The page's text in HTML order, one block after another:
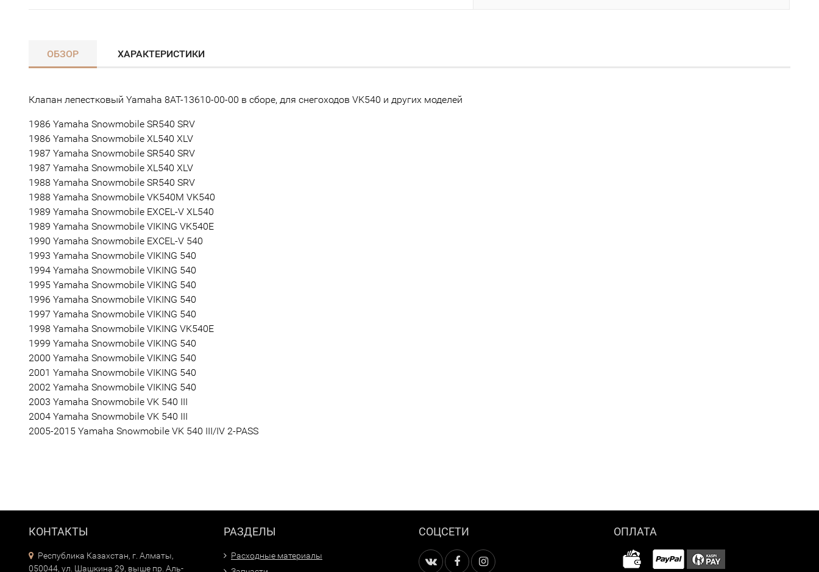
ОБЗОР ХАРАКТЕРИСТИКИ
Клапан лепестковый Yamaha 8AT-13610-00-00 в сборе, для снегоходов VK540 и других моделей
1986 Yamaha Snowmobile SR540 SRV
1986 Yamaha Snowmobile XL540 XLV
1987 Yamaha Snowmobile SR540 SRV
1987 Yamaha Snowmobile XL540 XLV
1988 Yamaha Snowmobile SR540 SRV
1988 Yamaha Snowmobile VK540M VK540
1989 Yamaha Snowmobile EXCEL-V XL540
1989 Yamaha Snowmobile VIKING VK540E
1990 Yamaha Snowmobile EXCEL-V 540
1993 Yamaha Snowmobile VIKING 540
1994 Yamaha Snowmobile VIKING 540
1995 Yamaha Snowmobile VIKING 540
1996 Yamaha Snowmobile VIKING 540
1997 Yamaha Snowmobile VIKING 540
1998 Yamaha Snowmobile VIKING VK540E
1999 Yamaha Snowmobile VIKING 540
2000 Yamaha Snowmobile VIKING 540
2001 Yamaha Snowmobile VIKING 540
2002 Yamaha Snowmobile VIKING 540
2003 Yamaha Snowmobile VK 540 III
2004 Yamaha Snowmobile VK 540 III
2005-2015 Yamaha Snowmobile VK 540 III/IV 2-PASS
КОНТАКТЫ
Республика Казахстан, г. Алматы,
050044, ул. Шашкина 29, выше пр. Аль-
РАЗДЕЛЫ
Расходные материалы
СОЦСЕТИ ОПЛАТА